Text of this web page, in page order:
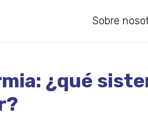
Sobre
¿qué